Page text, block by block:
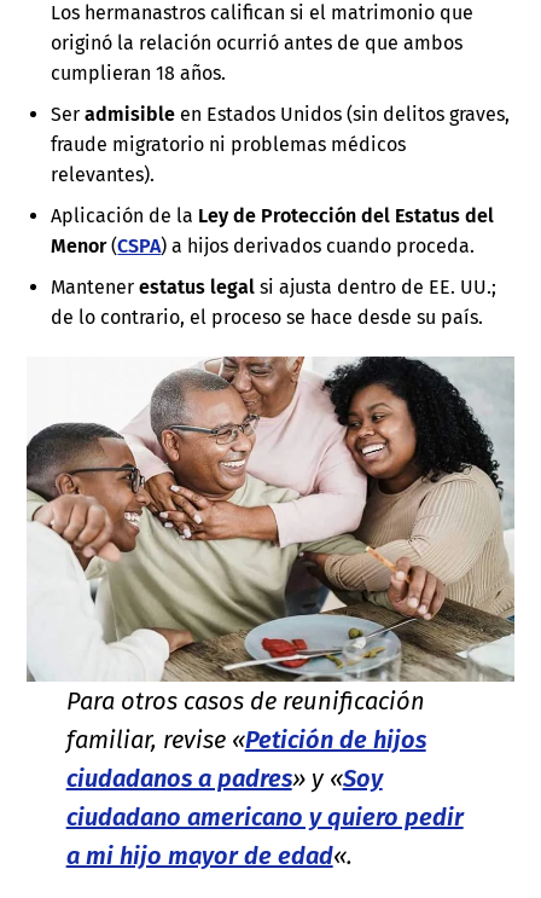
Los hermanastros califican si el matrimonio que
originó la relación ocurrió antes de que ambos
cumplieran 18 años.
Seradmisible en Estados Unidos (sin delitos graves,
fraude migratorio ni problemas médicos
relevantes).
Aplicación de la Ley de Protección del Estatus del
Menor(CSPA) a hijos derivados cuando proceda.
Mantenerestatus legal si ajusta dentro de EE. UU.;
de lo contrario, el proceso se hace desde su país.
Para otros casos de reunificación
familiar, revise «Petición de hijos
ciudadanos a padres» y «Soy
ciudadano americano y quiero pedir
a mi hijo mayor de edad«.